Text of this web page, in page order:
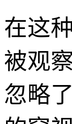
在这
被观
忽略